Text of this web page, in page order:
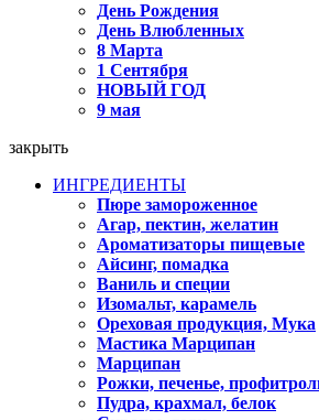
День Рождения
День Влюбленных
8 Марта
1 Сентября
НОВЫЙ ГОД
9 мая
закрыть
ИНГРЕДИЕНТЫ
Пюре замороженное
Агар, пектин, желатин
Ароматизаторы пищевые
Айсинг, помадка
Ваниль и специи
Изомальт, карамель
Ореховая продукция, Мука
Мастика Марципан
Марципан
Рожки, печенье,
Пудра, крахмал, белок